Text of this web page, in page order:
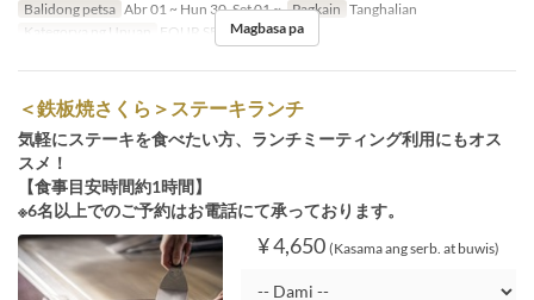
Balidong petsa Abr 01 ~ Hun 30, Set 01 ~ Pagkain Tanghalian
Kategorya ng Upuan
FOUR SEASONMagbasa pa
＜鉄板焼さくら＞ステーキランチ
気軽にステーキを食べたい方、ランチミーティング利用にもオス
スメ！
【食事目安時間約1時間】
※6名以上でのご予約はお電話にて承っております。
¥ 4,650 (Kasama ang serb. at buwis)